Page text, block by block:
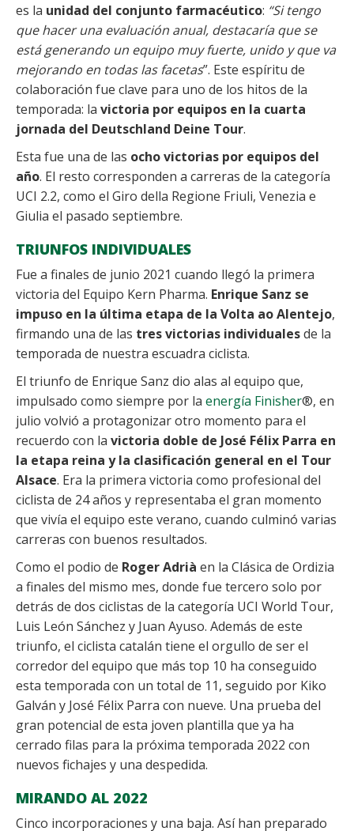
es la unidad del conjunto farmacéutico: “Si tengo
que hacer una evaluación anual, destacaría que se
está generando un equipo muy fuerte, unido y que va
mejorando en todas las facetas”. Este espíritu de
colaboración fue clave para uno de los hitos de la
temporada: la victoria por equipos en la cuarta
jornada del Deutschland Deine Tour.
Esta fue una de las ocho victorias por equipos del
año. El resto corresponden a carreras de la categoría
UCI 2.2, como el Giro della Regione Friuli, Venezia e
Giulia el pasado septiembre.
TRIUNFOS INDIVIDUALES
Fue a finales de junio 2021 cuando llegó la primera
victoria del Equipo Kern Pharma. Enrique Sanz se
impuso en la última etapa de la Volta ao Alentejo,
firmando una de las tres victorias individualesde la
temporada de nuestra escuadra ciclista.
El triunfo de Enrique Sanz dio alas al equipo que,
impulsado como siempre por la energía Finisher®, en
julio volvió a protagonizar otro momento para el
recuerdo con la victoria doble de José Félix Parra en
la etapa reina y la clasificación general en el Tour
Alsace. Era la primera victoria como profesional del
ciclista de 24 años y representaba el gran momento
que vivía el equipo este verano, cuando culminó varias
carreras con buenos resultados.
Como el podio de Roger Adrià en la Clásica de Ordizia
a finales del mismo mes, donde fue tercero solo por
detrás de dos ciclistas de la categoría UCI World Tour,
Luis León Sánchez y Juan Ayuso. Además de este
triunfo, el ciclista catalán tiene el orgullo de ser el
corredor del equipo que más top 10 ha conseguido
esta temporada con un total de 11, seguido por Kiko
Galván y José Félix Parra con nueve. Una prueba del
gran potencial de esta joven plantilla que ya ha
cerrado filas para la próxima temporada 2022 con
nuevos fichajes y una despedida.
MIRANDO AL 2022
Cinco incorporaciones y una baja. Así han preparado